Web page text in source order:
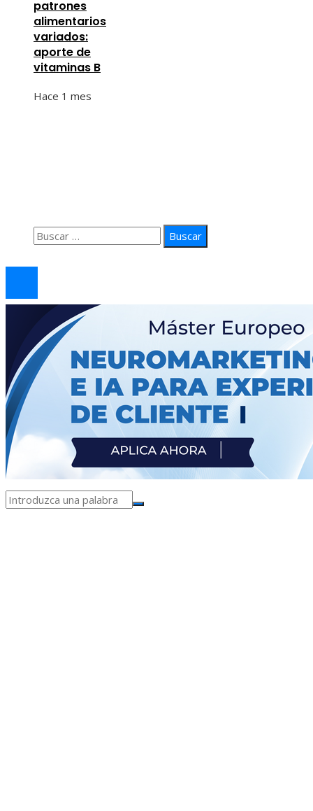
patrones
alimentarios
variados:
aporte de
vitaminas B
Hace 1 mes
Buscar: